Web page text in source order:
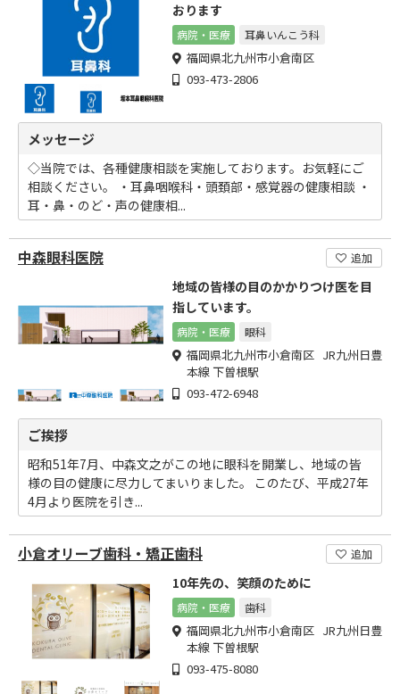
おります
病院・医療 耳鼻いんこう科
福岡県北九州市小倉南区
093-473-2806
メッセージ
◇当院では、各種健康相談を実施しております。お気軽にご
相談ください。 ・耳鼻咽喉科・頭頚部・感覚器の健康相談 ・
耳・鼻・のど・声の健康相...
中森眼科医院 追加
地域の皆様の目のかかりつけ医を目
指しています。
病院・医療 眼科
福岡県北九州市小倉南区 JR九州日豊
本線 下曽根駅
093-472-6948
ご挨拶
昭和51年7月、中森文之がこの地に眼科を開業し、地域の皆
様の目の健康に尽力してまいりました。 このたび、平成27年
4月より医院を引き...
小倉オリーブ歯科・矯正歯科 追加
10年先の、笑顔のために
病院・医療 歯科
福岡県北九州市小倉南区 JR九州日豊
本線 下曽根駅
093-475-8080